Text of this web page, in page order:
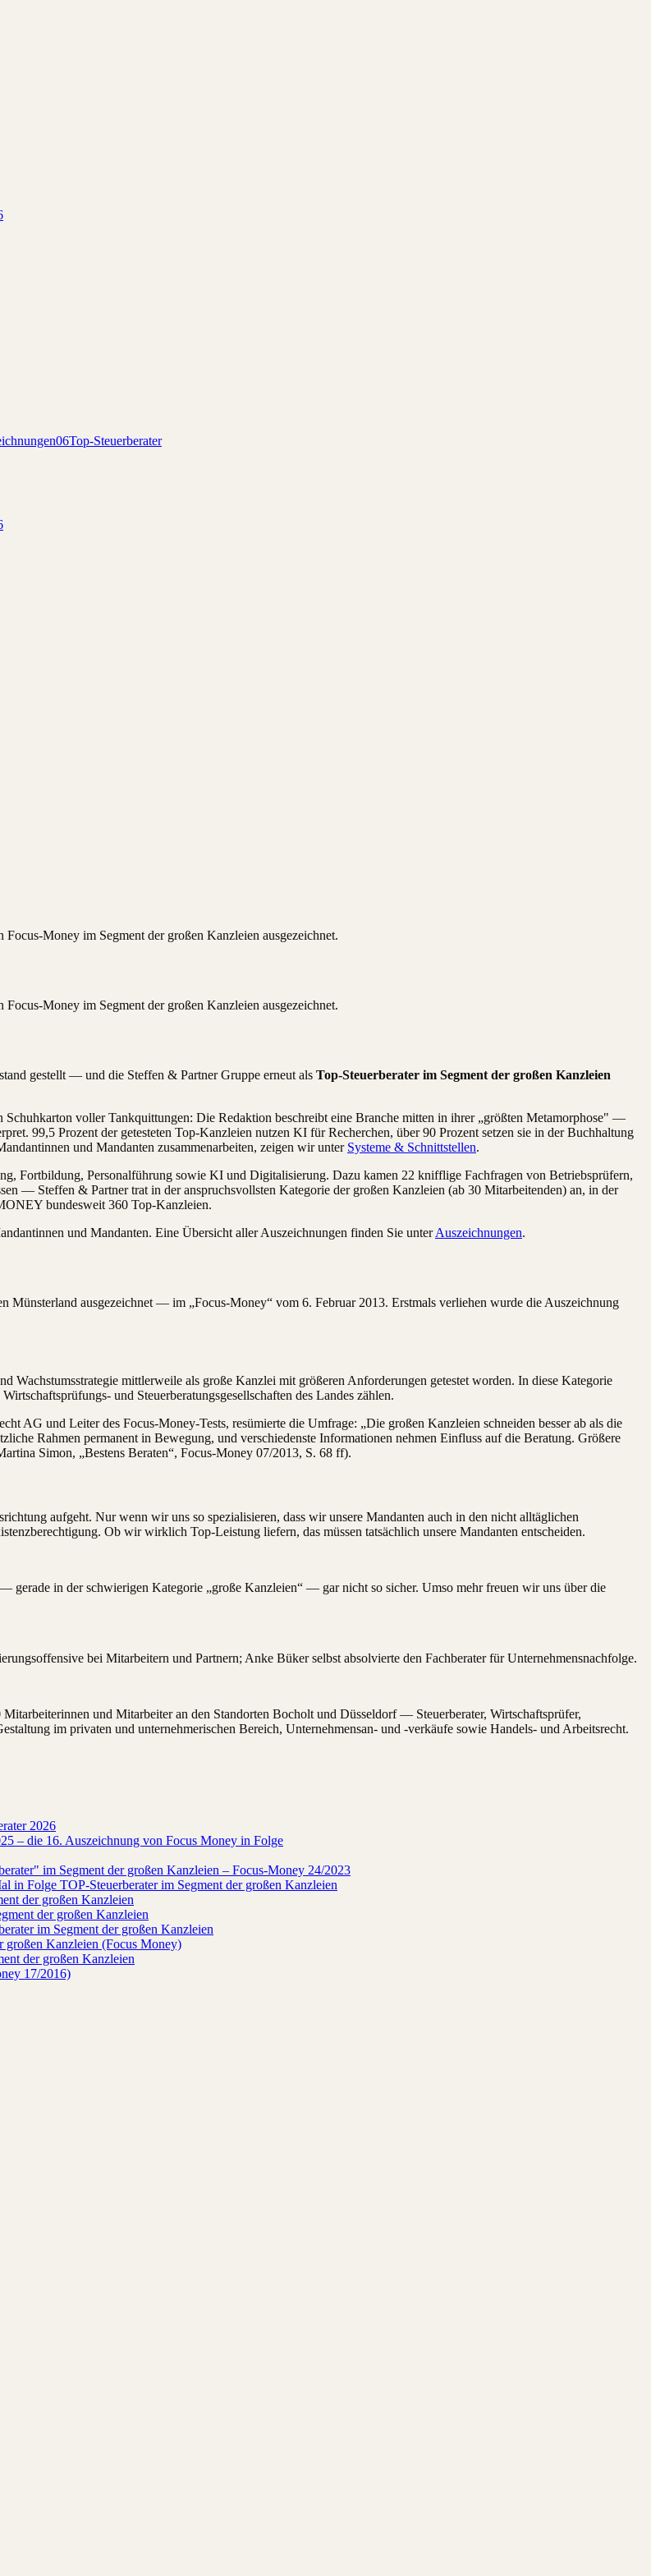
06Top-Steuerberater
Money im Segment der großen Kanzleien ausgezeichnet.
Money im Segment der großen Kanzleien ausgezeichnet.
gestellt — und die Steffen & Partner Gruppe erneut als Top-Steuerberater im Segment der großen Kanzleien
voller Tankquittungen: Die Redaktion beschreibt eine Branche mitten in ihrer „größten Metamorphose" —
99,5 Prozent der getesteten Top-Kanzleien nutzen KI für Recherchen, über 90 Prozent setzen sie in der Buchhaltung
und Mandanten zusammenarbeiten, zeigen wir unter Systeme & Schnittstellen.
Fortbildung, Personalführung sowie KI und Digitalisierung. Dazu kamen 22 knifflige Fachfragen von Betriebsprüfern,
— Steffen & Partner trat in der anspruchsvollsten Kategorie der großen Kanzleien (ab 30 Mitarbeitenden) an, in der
bundesweit 360 Top-Kanzleien.
und Mandanten. Eine Übersicht aller Auszeichnungen finden Sie unterAuszeichnungen.
Münsterland ausgezeichnet — im „Focus-Money“ vom 6. Februar 2013. Erstmals verliehen wurde die Auszeichnung
Wachstumsstrategie mittlerweile als große Kanzlei mit größeren Anforderungen getestet worden. In diese Kategorie
und Steuerberatungsgesellschaften des Landes zählen.
AG und Leiter des Focus-Money-Tests, resümierte die Umfrage: „Die großen Kanzleien schneiden besser ab als die
Rahmen permanent in Bewegung, und verschiedenste Informationen nehmen Einfluss auf die Beratung. Größere
Simon, „Bestens Beraten“, Focus-Money 07/2013, S. 68 ff).
aufgeht. Nur wenn wir uns so spezialisieren, dass wir unsere Mandanten auch in den nicht alltäglichen
Ob wir wirklich Top-Leistung liefern, das müssen tatsächlich unsere Mandanten entscheiden.
in der schwierigen Kategorie „große Kanzleien“ — gar nicht so sicher. Umso mehr freuen wir uns über die
offensive bei Mitarbeitern und Partnern; Anke Büker selbst absolvierte den Fachberater für Unternehmensnachfolge.
und Mitarbeiter an den Standorten Bocholt und Düsseldorf — Steuerberater, Wirtschaftsprüfer,
im privaten und unternehmerischen Bereich, Unternehmensan- und -verkäufe sowie Handels- und Arbeitsrecht.
2026
– die 16. Auszeichnung von Focus Money in Folge
im Segment der großen Kanzleien – Focus-Money 24/2023
Folge TOP-Steuerberater im Segment der großen Kanzleien
der großen Kanzleien
der großen Kanzleien
im Segment der großen Kanzleien
großen Kanzleien (Focus Money)
der großen Kanzleien
17/2016)